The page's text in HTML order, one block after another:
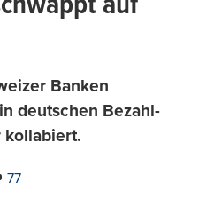
Banken
deutschen Bezahl-
kollabiert.
77